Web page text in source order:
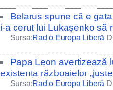
Belarus spune că e
i-a cerut lui Lukașenko să
Sursa:Radio Europa Liberă
Papa Leon avertizează
existența războaielor
Sursa:Radio Europa Liberă